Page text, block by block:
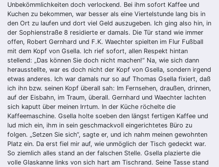
Unbekömmlichkeiten doch verlockend. Bei ihm sofort Kaffee und
Kuchen zu bekommen, war besser als eine Viertelstunde lang bis in
den Ort zu laufen und dort viel Geld auszugeben. Ich ging also hin, in
der Sophienstraße 8 residierte er damals. Die Tür stand wie immer
offen, Robert Gernhard und F.K. Waechter spielten im Flur Fußball
mit dem Kopf von Gsella. Ich rief sofort, allen Respekt hintan
stellend: „Das können Sie doch nicht machen!“ Na, wie sich dann
herausstellte, war es doch nicht der Kopf von Gsella, sondern irgend
etwas anderes. Ich war damals nur so auf Thomas Gsella fixiert, daß
ich ihn bzw. seinen Kopf überall sah: Im Fernsehen, draußen, drinnen,
auf der Eisbahn, im Traum, überall. Gernhard und Waechter lachten
sich kaputt über meinen Irrtum. In der Küche röchelte die
Kaffeemaschine. Gsella holte soeben den längst fertigen Kaffee und
lud mich ein, ihm in sein geschmackvoll eingerichtetes Büro zu
folgen. „Setzen Sie sich“, sagte er, und ich nahm meinen gewohnten
Platz ein. Da erst fiel mir auf, wie unmöglich der Tisch gedeckt war.
So ziemlich alles stand an der falschen Stelle. Gsella plazierte die
volle Glaskanne links von sich hart am Tischrand. Seine Tasse stand